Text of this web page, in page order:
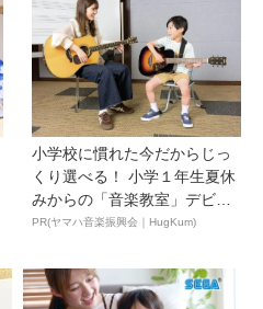
小学校に慣れた今だからじっ
くり選べる！ 小学１年生夏休
みからの「音楽教室」デビ
ュ...
PR(ヤマハ音楽振興会｜HugKum)